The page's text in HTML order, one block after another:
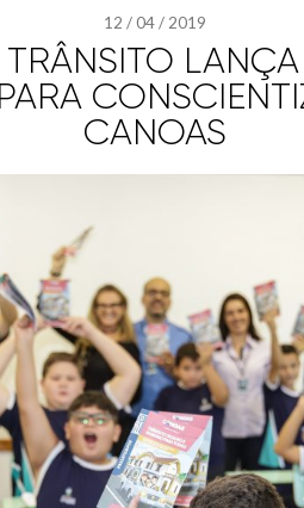
12 /04/2019
CANOAS